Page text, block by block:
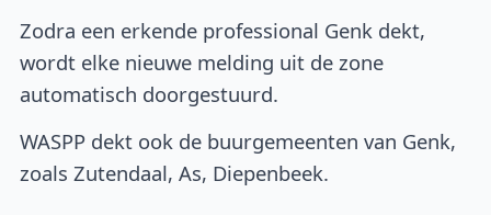
Zodra een erkende professional Genk dekt,
wordt elke nieuwe melding uit de zone
automatisch doorgestuurd.
WASPP dekt ook de buurgemeenten van Genk,
zoals Zutendaal, As, Diepenbeek.